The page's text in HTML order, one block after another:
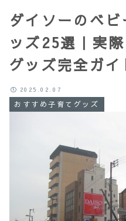
ダイソーのベ
ッズ25選｜実
グッズ完全ガイ
おすすめ子育てグッズ
2025.02.07